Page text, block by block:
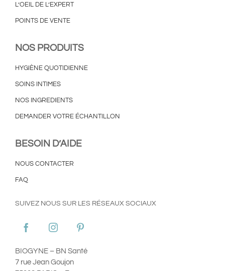
L’OEIL DE L’EXPERT
POINTS DE VENTE
NOS PRODUITS
HYGIÈNE QUOTIDIENNE
SOINS INTIMES
NOS INGREDIENTS
DEMANDER VOTRE ÉCHANTILLON
BESOIN D’AIDE
NOUS CONTACTER
FAQ
SUIVEZ NOUS SUR LES RÉSEAUX SOCIAUX
BIOGYNE – BN Santé
7 rue Jean Goujon